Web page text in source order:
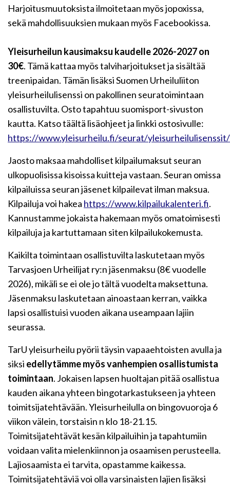
Harjoitusmuutoksista ilmoitetaan myös jopoxissa,
sekä mahdollisuuksien mukaan myös Facebookissa.
Yleisurheilun kausimaksu kaudelle 2026-2027 on
30€. Tämä kattaa myös talviharjoitukset ja sisältää
treenipaidan. Tämän lisäksi Suomen Urheiluliiton
yleisurheilulisenssi on pakollinen seuratoimintaan
osallistuvilta. Osto tapahtuu suomisport-sivuston
kautta. Katso täältä lisäohjeet ja linkki ostosivulle:
https://www.yleisurheilu.fi/seurat/yleisurheilulisenssit/
Jaosto maksaa mahdolliset kilpailumaksut seuran
ulkopuolisissa kisoissa kuitteja vastaan. Seuran omissa
kilpailuissa seuran jäsenet kilpailevat ilman maksua.
Kilpailuja voi hakea https://www.kilpailukalenteri.fi.
Kannustamme jokaista hakemaan myös omatoimisesti
kilpailuja ja kartuttamaan siten kilpailukokemusta.
Kaikilta toimintaan osallistuvilta laskutetaan myös
Tarvasjoen Urheilijat ry:n jäsenmaksu (8€ vuodelle
2026), mikäli se ei ole jo tältä vuodelta maksettuna.
Jäsenmaksu laskutetaan ainoastaan kerran, vaikka
lapsi osallistuisi vuoden aikana useampaan lajiin
seurassa.
TarU yleisurheilu pyörii täysin vapaaehtoisten avulla ja
siksi edellytämme myös vanhempien osallistumista
toimintaan. Jokaisen lapsen huoltajan pitää osallistua
kauden aikana yhteen bingotarkastukseen ja yhteen
toimitsijatehtävään. Yleisurheilulla on bingovuoroja 6
viikon välein, torstaisin n klo 18-21.15.
Toimitsijatehtävät kesän kilpailuihin ja tapahtumiin
voidaan valita mielenkiinnon ja osaamisen perusteella.
Lajiosaamista ei tarvita, opastamme kaikessa.
Toimitsijatehtäviä voi olla varsinaisten lajien lisäksi